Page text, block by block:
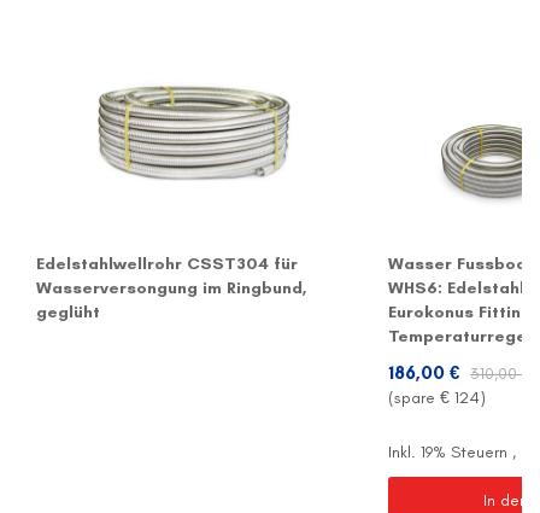
Edelstahlwellrohr CSST304 für
Wasserversongung im Ringbund,
geglüht
Wasser
WHS6:
Eurokonus
186,00 € 310,00 €
(spare € 124)
Inkl. 19% Steuern ,
In den